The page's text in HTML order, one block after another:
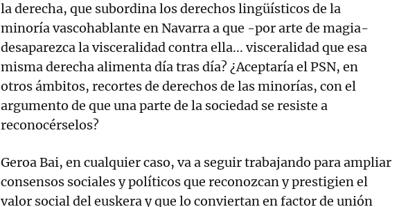
la derecha, que subordina los derechos lingüísticos de la
minoría vascohablante en Navarra a que -por arte de magia-
desaparezca la visceralidad contra ella... visceralidad que esa
misma derecha alimenta día tras día? ¿Aceptaría el PSN, en
otros ámbitos, recortes de derechos de las minorías, con el
argumento de que una parte de la sociedad se resiste a
reconocérselos?
Geroa Bai, en cualquier caso, va a seguir trabajando para ampliar
consensos sociales y políticos que reconozcan y prestigien el
valor social del euskera y que lo conviertan en factor de unión